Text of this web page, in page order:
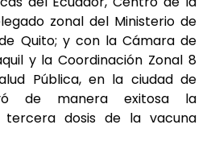
zonal del Ministerio de
Quito; y con la Cámara de
y la Coordinación Zonal 8
Pública, en la ciudad de
de manera exitosa la
tercera dosis de la vacuna